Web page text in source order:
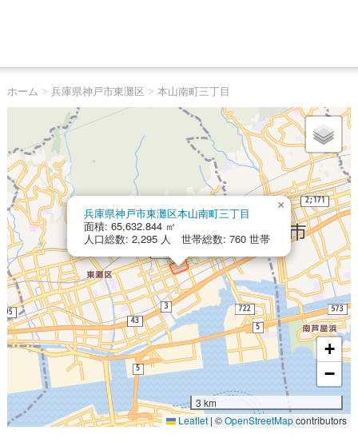
ホーム > 兵庫県神戸市東灘区 > 本山南町三丁目
兵庫県神戸市東灘区本山南町三丁目
面積: 65,632.844 ㎡
人口総数: 2,295 人 世帯総数: 760 世帯
×
+
−
3 km
Leaflet | ©OpenStreetMapcontributors